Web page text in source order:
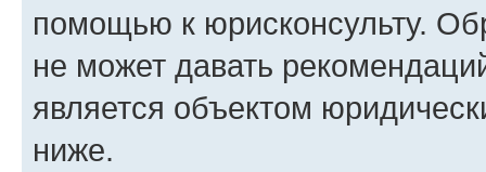
помощью к юрисконсульту.
не может давать
является объектом
ниже.